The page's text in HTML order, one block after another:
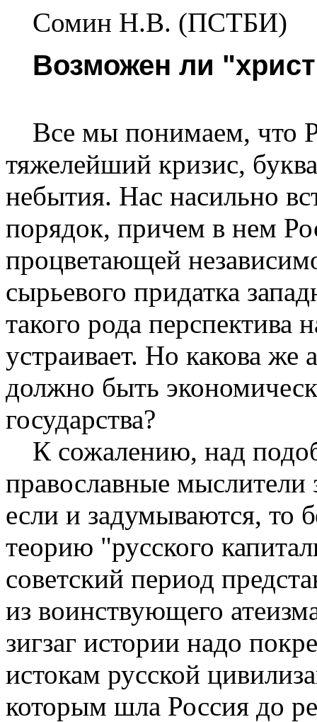
Сомин Н.В. (ПСТБИ)
Возможен ли
Все мы понимаем, что
тяжелейший кри­зис,
небытия. Нас насильно
порядок, причем в нем
процветающей
сырьевого придатка
такого рода перспекти­ва
устраивает. Но какова же
должно быть
государства?
К сожалению, над
православные
если и задумываются, то
теорию "русского
советский период
из воинствующе­го
зигзаг истории надо
истокам русской
которым шла Россия до